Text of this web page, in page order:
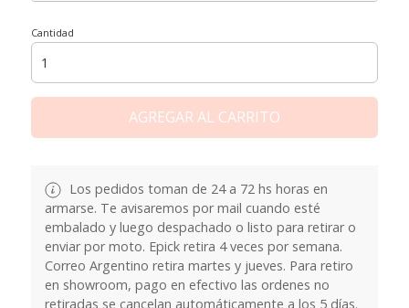
Cantidad
AGREGAR AL CARRITO
Los pedidos toman de 24 a 72 hs horas en
armarse. Te avisaremos por mail cuando esté
embalado y luego despachado o listo para retirar o
enviar por moto. Epick retira 4 veces por semana.
Correo Argentino retira martes y jueves. Para retiro
en showroom, pago en efectivo las ordenes no
retiradas se cancelan automáticamente a los 5 días.